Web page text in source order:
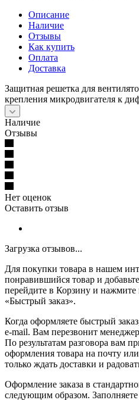
Описание
Наличие
Отзывы
Как купить
Оплата
Доставка
Защитная решетка для
крепления микродвигателя к
Наличие
Отзывы
Нет оценок
Оставить отзыв
Загрузка отзывов...
Для покупки товара в нашем
понравившийся товар и
перейдите в Корзину и
«Быстрый заказ».
Когда оформляете быстрый
e-mail. Вам перезвонит
По результатам разговора вам
оформления товара на почту
только ждать доставки и
Оформление заказа в
следующим образом.